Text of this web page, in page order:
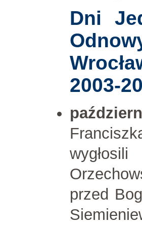
Dni
2003-
przed